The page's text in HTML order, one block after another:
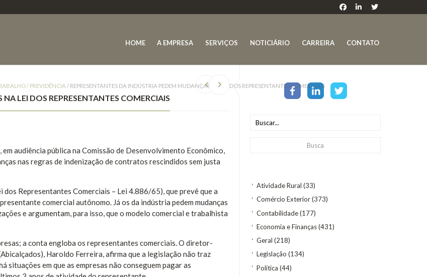
HOME A EMPRESA SERVIÇOS NOTICIÁRIO CARREIRA CONTATO
Atividade Rural (33)
Comércio Exterior(373)
Contabilidade(177)
Economia e Finanças(431)
Geral (218)
Legislação (134)
Política (44)
/ PREVIDÊNCIA / REPRESENTANTES DA INDÚSTRIA PEDEM MUDANÇAS NA LEI DOS REPRESENTANTES COMERCIAIS
LEI DOS REPRESENTANTES COMERCIAIS
audiência pública na Comissão de Desenvolvimento Econômico,
nas regras de indenização de contratos rescindidos sem justa
Representantes Comerciais – Lei 4.886/65), que prevê que a
comercial autônomo. Já os da indústria pedem mudanças
e argumentam, para isso, que o modelo comercial e trabalhista
a conta engloba os representantes comerciais. O diretor-
Haroldo Ferreira, afirma que a legislação não traz
situações em que as empresas não conseguem pagar as